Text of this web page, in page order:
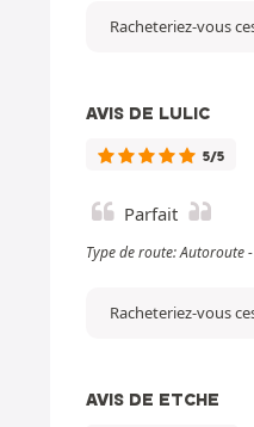
Racheteriez-vous
AVIS DE LULIC
5/5
Parfait
Type de route: Autoroute
Racheteriez-vous
AVIS DE ETCHE